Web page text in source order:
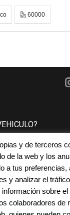
60000
nosotros y le
y de terceros
de la web y los
a tus
y analizar el
sobre el
colaboradores de